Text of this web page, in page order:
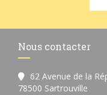
Nous contacter
62 Avenue de la
78500 Sartrouville